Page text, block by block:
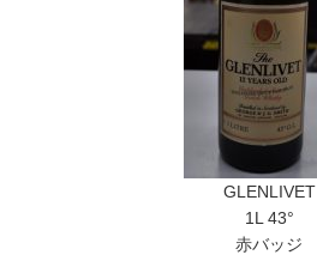
GLENLIVET
1L 43°
赤バッジ